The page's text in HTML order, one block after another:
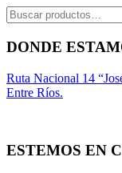
Buscar
por:
DONDE
Ruta Nacional 14
Entre Ríos.
ESTEMOS EN